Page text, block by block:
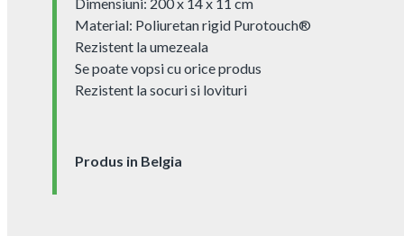
Material: Poliuretan rigid Purotouch®
Rezistent la umezeala
Se poate vopsi cu orice produs
Rezistent la socuri si lovituri
Produs in Belgia